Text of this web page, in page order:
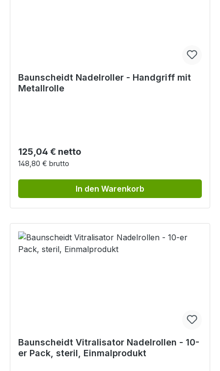
Baunscheidt Nadelroller - Handgriff mit
Metallrolle
Regulärer Preis:
125,04 € netto
148,80 € brutto
In den Warenkorb
Baunscheidt Vitralisator Nadelrollen - 10-
er Pack, steril, Einmalprodukt